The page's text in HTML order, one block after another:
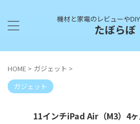
機材と家電のレビューや
たぼらぼ
HOME > ガジェット >
ガジェット
11インチiPad Air（M3）4